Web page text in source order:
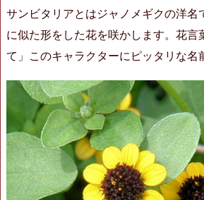
サンビタリアとはジャノメギクの洋名
に似た形をした花を咲かします。花言
て」このキャラクターにピッタリな名